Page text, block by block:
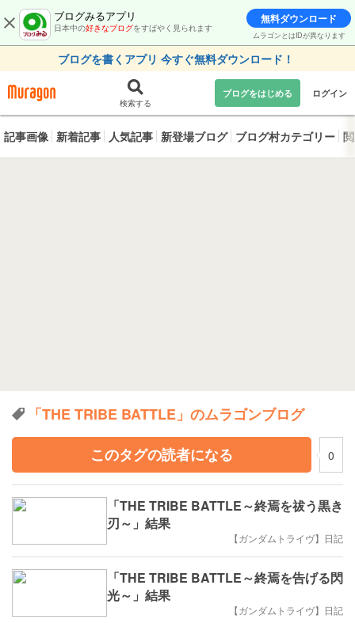
ブログみるアプリ
日本中の好きなブログをすばやく見られます
無料ダウンロード
ムラゴンとはIDが異なります
ブログを書くアプリ 今すぐ無料ダウンロード！
検索する
ブログをはじめる ログイン
記事画像 新着記事 人気記事 新登場ブログ ブログ村カテゴリー
「THE TRIBE BATTLE」のムラゴンブログ
このタグの読者になる
0
「THE TRIBE BATTLE～終焉を祓う黒き
刃～」結果
【ガンダムトライヴ】日記
「THE TRIBE BATTLE～終焉を告げる閃
光～」結果
【ガンダムトライヴ】日記